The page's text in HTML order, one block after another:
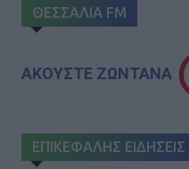
ΘΕΣΣΑΛΙΑ FM
ΑΚΟΥΣΤΕ ΖΩΝΤΑΝΑ
ΕΠΙΚΕΦΑΛΗΣ ΕΙΔΗΣΕΙΣ